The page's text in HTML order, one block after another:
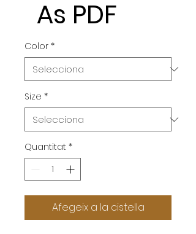
As PDF
Color *
Size *
Quantitat *
Afegeix a la cistella